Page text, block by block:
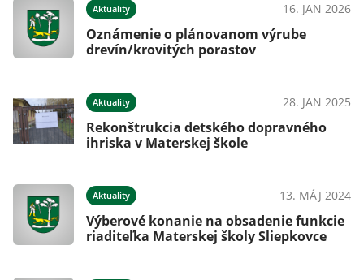
Aktuality 16. JAN 2026
Oznámenie o plánovanom výrube
drevín/krovitých porastov
Aktuality 28. JAN 2025
Rekonštrukcia detského dopravného
ihriska v Materskej škole
Aktuality 13. MÁJ 2024
Výberové konanie na obsadenie funkcie
riaditeľka Materskej školy Sliepkovce